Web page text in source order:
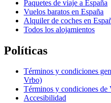
Paquetes de viaje a España
Vuelos baratos en España
Alquiler de coches en
Todos los alojamientos
Políticas
Términos y condiciones
Vrbo)
Términos y condiciones de
Accesibilidad